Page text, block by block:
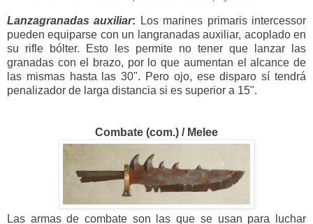
Lanzagranadas auxiliar: Los marines primaris intercessor
pueden equiparse con un langranadas auxiliar, acoplado en
su rifle bólter. Esto les permite no tener que lanzar las
granadas con el brazo, por lo que aumentan el alcance de
las mismas hasta las 30". Pero ojo, ese disparo sí tendrá
penalizador de larga distancia si es superior a 15".
Combate (com.) / Melee
Las armas de combate son las que se usan para luchar